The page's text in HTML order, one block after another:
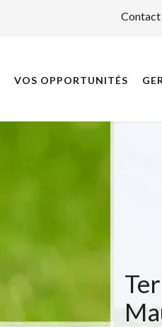
Contact
VOS OPPORTUNITÉS